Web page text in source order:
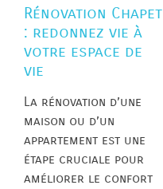
Rénovation Chapet
: redonnez vie à
votre espace de
vie
La rénovation d’une
maison ou d’un
appartement est une
étape cruciale pour
améliorer le confort